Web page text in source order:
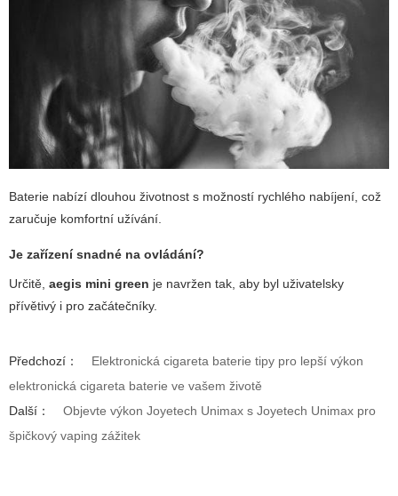
Baterie nabízí dlouhou životnost s možností rychlého nabíjení, což
zaručuje komfortní užívání.
Je zařízení snadné na ovládání?
Určitě, aegis mini green je navržen tak, aby byl uživatelsky
přívětivý i pro začátečníky.
Předchozí：
Elektronická cigareta baterie tipy pro lepší výkon
elektronická cigareta baterie ve vašem životě
Další：
Objevte výkon Joyetech Unimax s Joyetech Unimax pro
špičkový vaping zážitek